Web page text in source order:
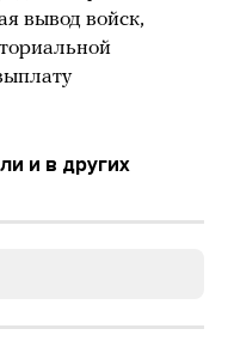
вывод войск,
и в других